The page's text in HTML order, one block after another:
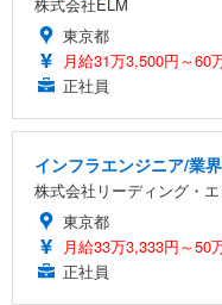
東京都
月給31万3,500円～60
正社員
インフラエンジニア/業
株式会社リーディング・
東京都
月給33万3,333円～50
正社員